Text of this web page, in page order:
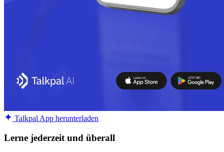
Talkpal App herunterladen
Lerne jederzeit und überall